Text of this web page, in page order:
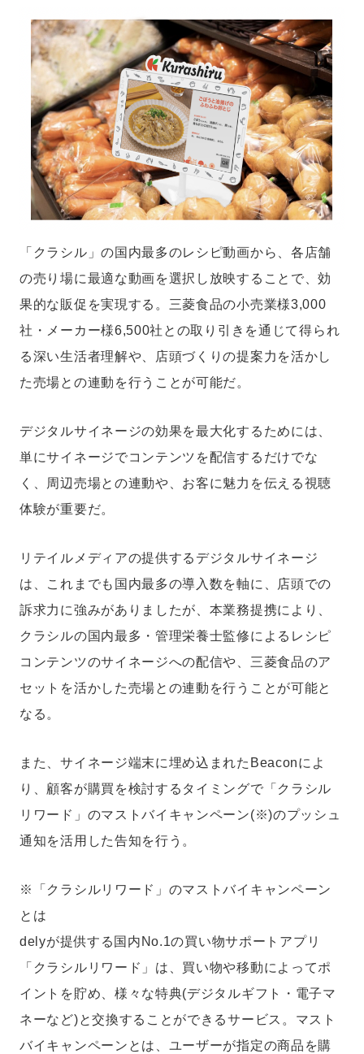
「クラシル」の国内最多のレシピ動画から、各店舗
の売り場に最適な動画を選択し放映することで、効
果的な販促を実現する。三菱食品の小売業様3,000
社・メーカー様6,500社との取り引きを通じて得られ
る深い生活者理解や、店頭づくりの提案力を活かし
た売場との連動を行うことが可能だ。
デジタルサイネージの効果を最大化するためには、
単にサイネージでコンテンツを配信するだけでな
く、周辺売場との連動や、お客に魅力を伝える視聴
体験が重要だ。
リテイルメディアの提供するデジタルサイネージ
は、これまでも国内最多の導入数を軸に、店頭での
訴求力に強みがありましたが、本業務提携により、
クラシルの国内最多・管理栄養士監修によるレシピ
コンテンツのサイネージへの配信や、三菱食品のア
セットを活かした売場との連動を行うことが可能と
なる。
また、サイネージ端末に埋め込まれたBeaconによ
り、顧客が購買を検討するタイミングで「クラシル
リワード」のマストバイキャンペーン(※)のプッシュ
通知を活用した告知を行う。
※「クラシルリワード」のマストバイキャンペーン
とは
delyが提供する国内No.1の買い物サポートアプリ
「クラシルリワード」は、買い物や移動によってポ
イントを貯め、様々な特典(デジタルギフト・電子マ
ネーなど)と交換することができるサービス。マスト
バイキャンペーンとは、ユーザーが指定の商品を購